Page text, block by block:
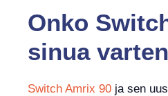
Onko
sinua
Switch Amrix 90 ja sen